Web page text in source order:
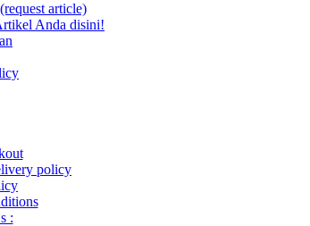
article)
Anda disini!
policy
: